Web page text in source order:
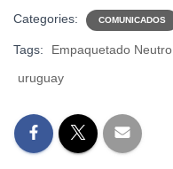
Categories: COMUNICADOS
Tags: Empaquetado Neutro
uruguay